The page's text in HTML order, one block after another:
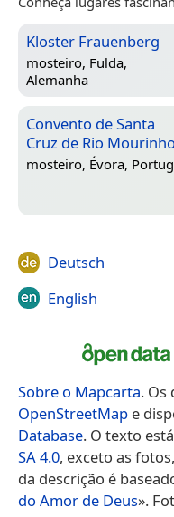
Kloster Frauenberg
mosteiro, Fulda,
Alemanha
Convento de Santa
Cruz de Rio Mourinho
mosteiro, Évora,
Deutsch
English
Sobre o Mapcarta.
OpenStreetMap e
Database. O texto
SA 4.0, exceto as
da descrição é
do Amor de Deus».